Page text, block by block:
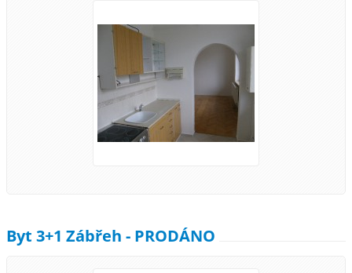
Byt 3+1 Zábřeh - PRODÁNO